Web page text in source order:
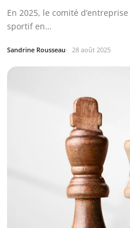
En 2025, le comité
sportif en…
Sandrine Rousseau 28 août 2025